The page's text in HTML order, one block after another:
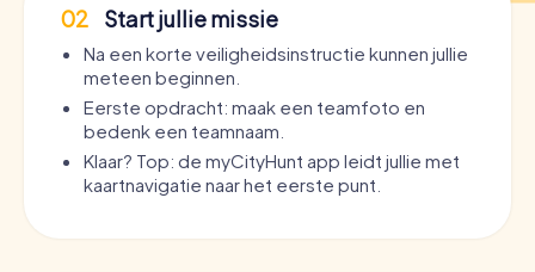
02 Start jullie missie
Na een korte veiligheidsinstructie kunnen jullie
meteen beginnen.
Eerste opdracht: maak een teamfoto en
bedenk een teamnaam.
Klaar? Top: de myCityHunt app leidt jullie met
kaartnavigatie naar het eerste punt.